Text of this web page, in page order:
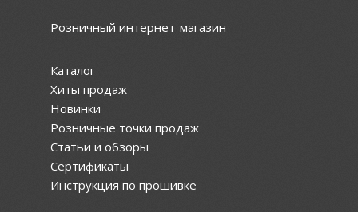
Розничный интернет-магазин
Каталог
Хиты продаж
Новинки
Розничные точки продаж
Статьи и обзоры
Сертификаты
Инструкция по прошивке